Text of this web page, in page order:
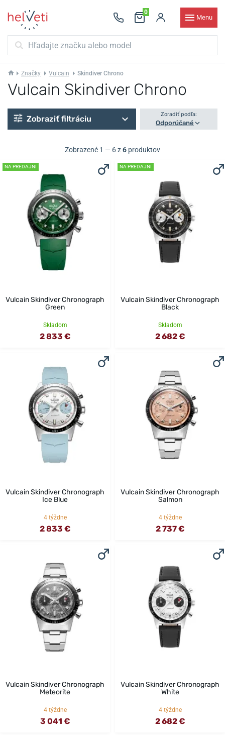
0
Menu
Značky Vulcain Skindiver Chrono
Vulcain Skindiver Chrono
Zobraziť filtráciu Zoradiť podľa:
Odporúčané
Zobrazené 1 — 6 z6 produktov
NA PREDAJNI
Vulcain Skindiver Chronograph
Green
Skladom
2 833 €
NA PREDAJNI
Vulcain Skindiver Chronograph
Black
Skladom
2 682 €
Vulcain Skindiver Chronograph
Ice Blue
4 týždne
2 833 €
Vulcain Skindiver Chronograph
Salmon
4 týždne
2 737 €
Vulcain Skindiver Chronograph
Meteorite
4 týždne
3 041 €
Vulcain Skindiver Chronograph
White
4 týždne
2 682 €